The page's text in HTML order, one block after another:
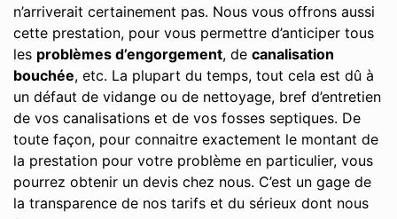
n’arriverait certainement pas. Nous vous offrons aussi
cette prestation, pour vous permettre d’anticiper tous
les problèmes d’engorgement, de canalisation
bouchée, etc. La plupart du temps, tout cela est dû à
un défaut de vidange ou de nettoyage, bref d’entretien
de vos canalisations et de vos fosses septiques. De
toute façon, pour connaitre exactement le montant de
la prestation pour votre problème en particulier, vous
pourrez obtenir un devis chez nous. C’est un gage de
la transparence de nos tarifs et du sérieux dont nous